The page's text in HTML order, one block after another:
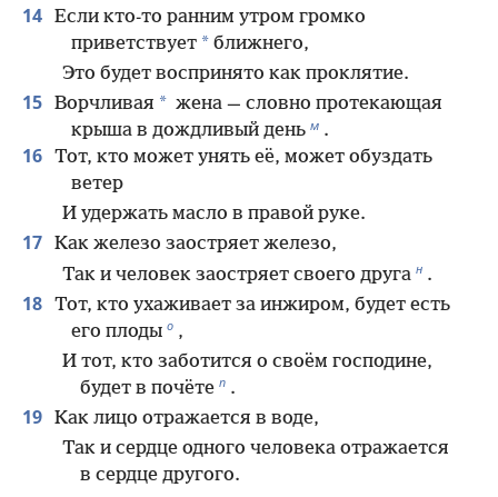
14 Если кто-то ранним утром громко
приветствует * ближнего,
Это будет воспринято как проклятие.
15 Ворчливая * жена — словно протекающая
крыша в дождливый день м .
16 Тот, кто может унять её, может обуздать
ветер
И удержать масло в правой руке.
17 Как железо заостряет железо,
Так и человек заостряет своего друга н .
18 Тот, кто ухаживает за инжиром, будет есть
его плоды о ,
И тот, кто заботится о своём господине,
будет в почёте п .
19 Как лицо отражается в воде,
Так и сердце одного человека отражается
в сердце другого.